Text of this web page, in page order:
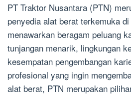
PT Traktor Nusantara (PTN)
penyedia alat berat terkemuka
menawarkan beragam peluang
tunjangan menarik, lingkungan
kesempatan pengembangan
profesional yang ingin
alat berat, PTN merupakan